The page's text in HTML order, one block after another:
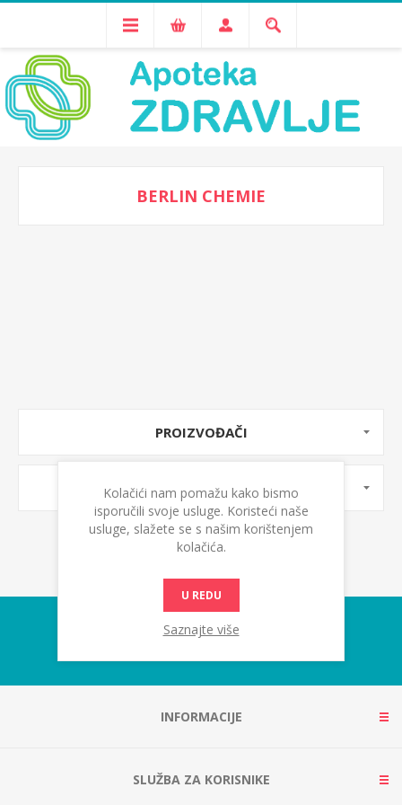
BERLIN CHEMIE
PROIZVOĐAČI
OZNAKE PROIZVODA
INFORMACIJE
SLUŽBA ZA KORISNIKE
Kolačići nam pomažu kako bismo
isporučili svoje usluge. Koristeći naše
usluge, slažete se s našim korištenjem
kolačića.
U REDU
Saznajte više